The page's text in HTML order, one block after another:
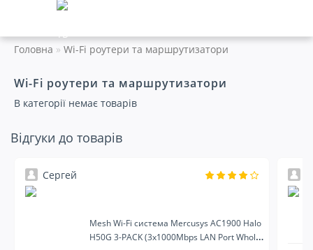
Головна Wi-Fi роутери та маршрутизатори
Wi-Fi роутери та маршрутизатори
В категорії немає товарів
Відгуки до товарів
Сергей
Mesh Wi-Fi система Mercusys AC1900 Halo
H50G 3-PACK (3x1000Mbps LAN Port Whole-